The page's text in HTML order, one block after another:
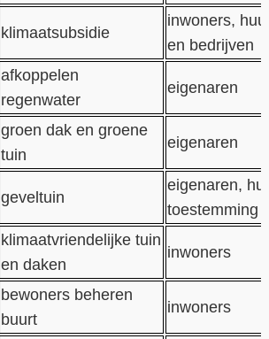
klimaatsubsidie
inwoners,
en bedrijven
afkoppelen
regenwater
eigenaren
groen dak en groene
tuin
eigenaren
geveltuin
eigenaren,
toestemming
klimaatvriendelijke tuin
en daken
inwoners
bewoners beheren
buurt
inwoners